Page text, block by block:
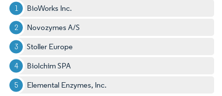
BioWorks Inc.
Novozymes A/S
Stoller Europe
Biolchim SPA
Elemental Enzymes, Inc.